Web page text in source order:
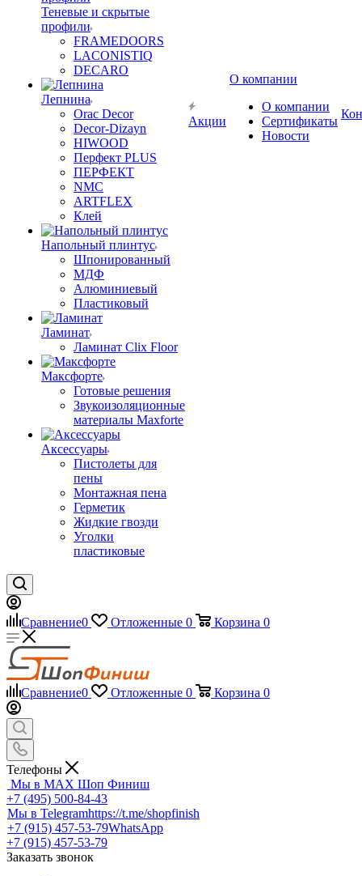
Теневые и скрытые
профили
FRAMEDOORS
LACONISTIQ
DECARO
Лепнина
Orac Decor
Decor-Dizayn
HIWOOD
Перфект PLUS
ПЕРФЕКТ
NMC
ARTFLEX
Клей
Напольный плинтус
Шпонированный
МДФ
Алюминиевый
Пластиковый
Ламинат
Ламинат Clix Floor
Максфорте
Готовые решения
Звукоизоляционные
материалы Maxforte
Аксессуары
Пистолеты для
пены
Монтажная пена
Герметик
Жидкие гвозди
Уголки
пластиковые
Акции
О компании
О компании
Сертификаты
Новости
Сравнение0 Отложенные 0 Корзина 0
Сравнение0 Отложенные 0 Корзина 0
Телефоны
Мы в MAX Шоп Финиш
+7 (495) 500-84-43
Мы в Telegramhttps://t.me/shopfinish
+7 (915) 457-53-79WhatsApp
+7 (915) 457-53-79
Заказать звонок